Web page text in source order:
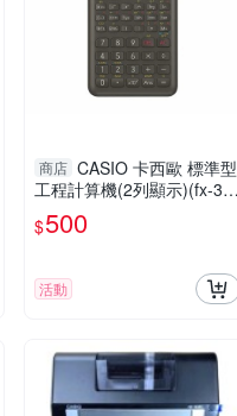
商店 CASIO 卡西歐 標準型
工程計算機(2列顯示)(fx-35
0MS-2)(隨機附硬式外蓋)
$500
活動